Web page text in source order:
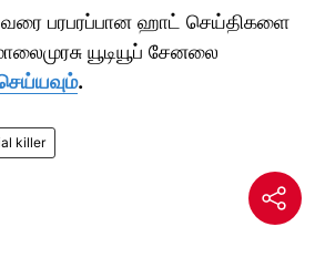
பரபரப்பான ஹாட் செய்திகளை
யூடியூப் சேனலை
.
killer